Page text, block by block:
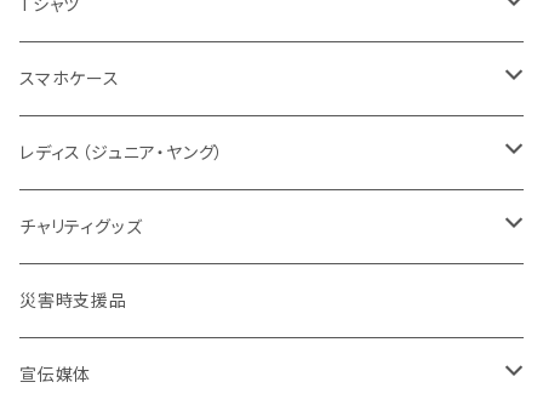
乗車服&機動服
レディス対応（メンズサイズダウン）
レディスシルエット
ソックス
パッド
BDU
ネイビーカラー
カムフラージュ
タクティカル
コンパクト
腕のガード
メーカー取り寄せ
セット販売
パッド
タクティカル
コンバット
ベルト
弾帯
安全帯
刺繍IDプレート
刺繍
ワッペン・パッチ
支援
情報
自警団
消防団
セット
ガンスタンド
オールジャパンコールサイン
レスキューオレンジ
民間防災
ISHIKAWA
HOKKAIDO DOUOU
北海道
東北管区
スマホケース
消防
警察
バイク
災害復興ブランド「KOKONI KITE」
レディス（ジュニア・ヤング）
ユニフォーム
ドライウェア
ユニフォーム
保安ツール
チャリティグッズ
デザインデータ
災害時支援品
宣伝媒体